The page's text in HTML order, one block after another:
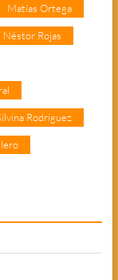
Matías Ortega
Néstor Rojas
Rodríguez